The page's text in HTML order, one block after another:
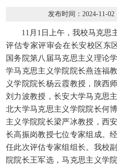
发布时间：2024-11-
11月1日上午，我校马克思
评估专家评审会在长安校区东
国务院第八届马克思主义理论
学马克思主义学院院长燕连福
义学院院长杨云霞教授，陕西
刘力波教授，长安大学马克思
北大学马克思主义学院院长何
主义学院院长梁严冰教授，西
长高振岗教授七位专家组成。
任此次评估专家组组长。我校
院院长王军选，马克思主义学